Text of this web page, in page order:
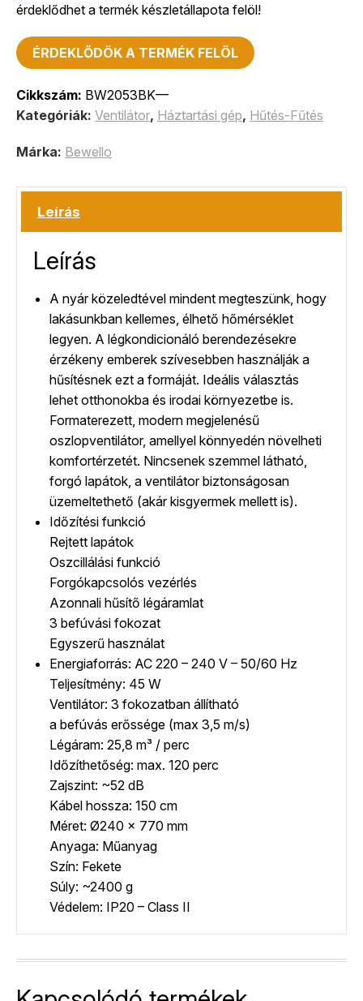
érdeklődhet a termék készletállapota felöl!
ÉRDEKLŐDÖK A TERMÉK FELÖL
Cikkszám: BW2053BK—
Kategóriák: Ventilátor, Háztartási gép, Hűtés-Fűtés
Márka: Bewello
Leírás
Leírás
A nyár közeledtével mindent megteszünk, hogy
lakásunkban kellemes, élhető hőmérséklet
legyen. A légkondicionáló berendezésekre
érzékeny emberek szívesebben használják a
hűsítésnek ezt a formáját. Ideális választás
lehet otthonokba és irodai környezetbe is.
Formaterezett, modern megjelenésű
oszlopventilátor, amellyel könnyedén növelheti
komfortérzetét. Nincsenek szemmel látható,
forgó lapátok, a ventilátor biztonságosan
üzemeltethető (akár kisgyermek mellett is).
Időzítési funkció
Rejtett lapátok
Oszcillálási funkció
Forgókapcsolós vezérlés
Azonnali hűsítő légáramlat
3 befúvási fokozat
Egyszerű használat
Energiaforrás: AC 220 – 240 V – 50/60 Hz
Teljesítmény: 45 W
Ventilátor: 3 fokozatban állítható
a befúvás erőssége (max 3,5 m/s)
Légáram: 25,8 m³ / perc
Időzíthetőség: max. 120 perc
Zajszint: ~52 dB
Kábel hossza: 150 cm
Méret: Ø240 x 770 mm
Anyaga: Műanyag
Szín: Fekete
Súly: ~2400 g
Védelem: IP20 – Class II